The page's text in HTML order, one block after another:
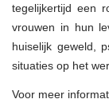
tegelijkertijd een
vrouwen in hun
huiselijk geweld,
situaties op het
Voor meer